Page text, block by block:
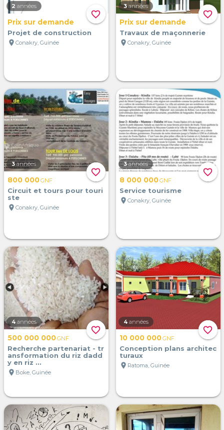
favorite_border
2 années
Prix sur demande
Projet de construction
location_on Conakry, Guinée
favorite_border
3 années
Prix sur demande
Travaux de maçonnerie
location_on Conakry, Guinée
favorite_border
3 années
800 000GNF
Circuit et tours pour touri
ste
location_on Conakry, Guinée
favorite_border
3 années
8 000 000GNF
Service tourisme
location_on Conakry, Guinée
favorite_border
4 années
500 000 000GNF
Recherche partenariat - tr
ansformation du riz dadd
y en riz ...
location_on Boke, Guinée
favorite_border
4 années
10 000 000GNF
Conception plans architec
turaux
location_on Ratoma, Guinée